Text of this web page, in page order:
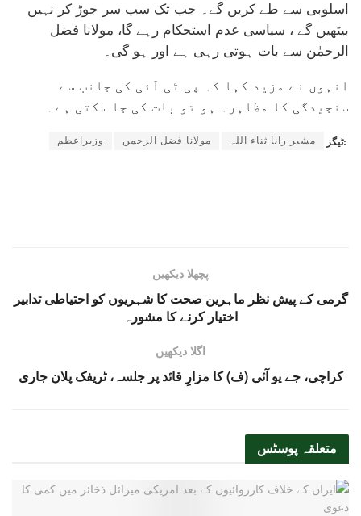
اسلوبی سے طے کریں گے۔ جب تک سب سر جوڑ کر نہیں
بیٹھیں گے ، سیاسی عدم استحکام رہے گا، مولانا فضل
الرحمٰن سے بات ہوتی رہی ہے اور ہو گی۔
انہوں نے مزید کہا کہ پی ٹی آئی کی جانب سے
سنجیدگی کا مظاہرہ ہو تو بات کی جا سکتی ہے۔
ٹیگز: مشیر رانا ثناء اللہ مولانا فضل الرحمن وزیراعظم
پچھلا دیکھیں
گرمی کے پیش نظر ماہرین صحت کا شہریوں کو احتیاطی تدابیر
اختیار کرنے کا مشورہ
اگلا دیکھیں
کراچی، جے یو آئی (ف) کا مزارِ قائد پر جلسہ، ٹریفک پلان جاری
متعلقہ پوسٹس